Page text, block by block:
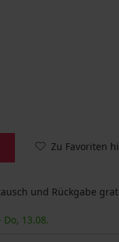
Zu Favoriten
und Rückgabe
13.08.